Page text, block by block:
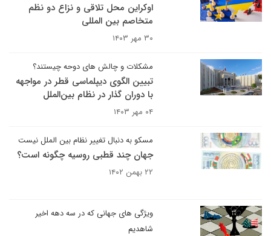
اوکراین محل تلاقی و نزاع دو نظم
متخاصم بین المللی
۳۰ مهر ۱۴۰۳
مشکلات و چالش های دوحه چیستند؟
تبیین الگوی دیپلماسی قطر در مواجهه
با دوران گذار در نظام بین‌الملل
۰۴ مهر ۱۴۰۳
مسکو به دنبال تغییر نظام بین الملل نیست
جهان چند قطبی روسیه چگونه است؟
۲۲ بهمن ۱۴۰۲
ویژگی های جهانی که در سه دهه اخیر
شاهدیم